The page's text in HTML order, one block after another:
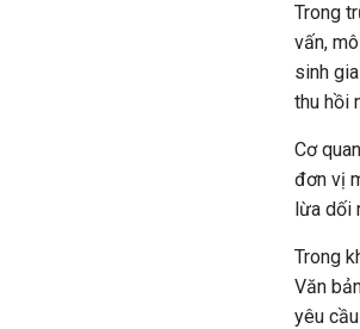
Trong
vấn,
sinh
thu hồi
Cơ
đơn vị
lừa dối
Trong
Văn
yêu